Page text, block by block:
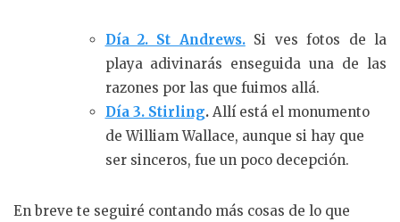
Día 2. St Andrews.Si ves fotos de la
playa adivinarás enseguida una de las
razones por las que fuimos allá.
Día 3. Stirling.Allí está el monumento
de William Wallace, aunque si hay que
ser sinceros, fue un poco decepción.
En breve te seguiré contando más cosas de lo que